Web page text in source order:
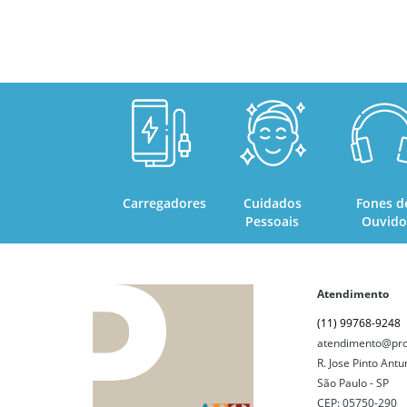
Carregadores
Cuidados
Pessoais
Fones
Ouvido
Atendimento
(11) 99768-9248
R. Jose Pinto
São Paulo - SP
CEP: 05750-290